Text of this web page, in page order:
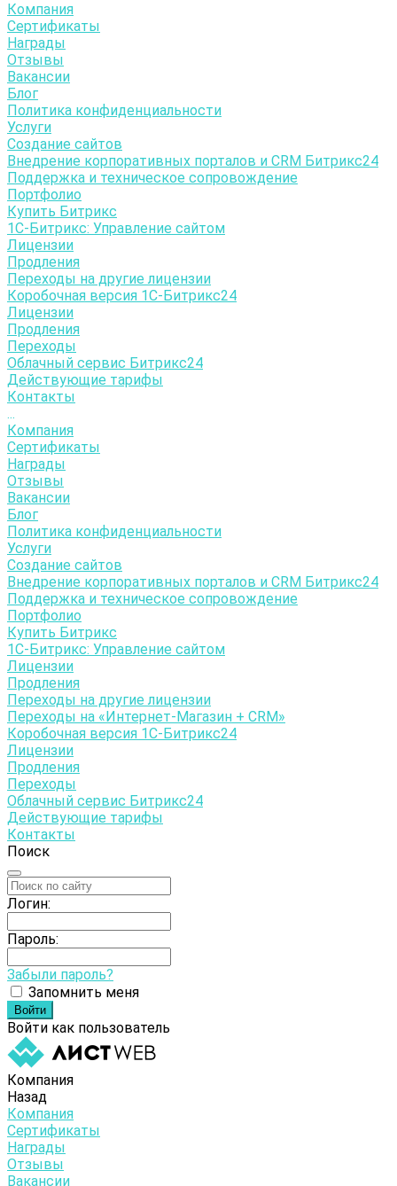
Компания
Сертификаты
Награды
Отзывы
Вакансии
Блог
Политика конфиденциальности
Услуги
Создание сайтов
Внедрение корпоративных порталов и CRM Битрикс24
Поддержка и техническое сопровождение
Портфолио
Купить Битрикс
1С-Битрикc: Управление сайтом
Лицензии
Продления
Переходы на другие лицензии
Коробочная версия 1С-Битрикс24
Лицензии
Продления
Переходы
Облачный сервис Битрикс24
Действующие тарифы
Контакты
...
Компания
Сертификаты
Награды
Отзывы
Вакансии
Блог
Политика конфиденциальности
Услуги
Создание сайтов
Внедрение корпоративных порталов и CRM Битрикс24
Поддержка и техническое сопровождение
Портфолио
Купить Битрикс
1С-Битрикc: Управление сайтом
Лицензии
Продления
Переходы на другие лицензии
Переходы на «Интернет-Магазин + CRM»
Коробочная версия 1С-Битрикс24
Лицензии
Продления
Переходы
Облачный сервис Битрикс24
Действующие тарифы
Контакты
Поиск
Логин:
Пароль:
Забыли пароль?
Запомнить меня
Войти как пользователь
Компания
Назад
Компания
Сертификаты
Награды
Отзывы
Вакансии